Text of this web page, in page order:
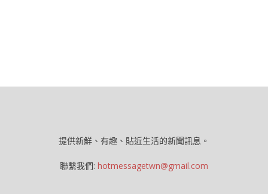
提供新鮮、有趣、貼近生活的新聞訊息。
聯繫我們: hotmessagetwn@gmail.com